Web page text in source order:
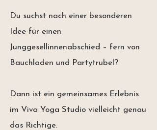
Du suchst nach einer besonderen
Idee für einen
Junggesellinnenabschied – fern von
Bauchladen und Partytrubel?
Dann ist ein gemeinsames Erlebnis
im Viva Yoga Studio vielleicht genau
das Richtige.